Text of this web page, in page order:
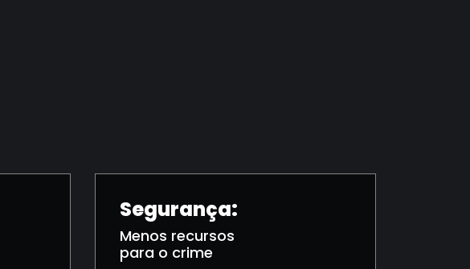
Segurança:
Menos recursos
para o crime